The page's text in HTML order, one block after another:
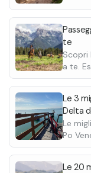
•Bevande
Questa opzione é
settembre.
Escursione di 2 ore
Giro di circa 12 km
e Toscolano,
aprendo il cuore ai
Bresciano.
In questa
(disponibile tutto
preparato per le
successivo alla
Il pranzo include:
cavallo, come
te
Scopri
a te.
Le 3
Delta
Le
Po
Le 20